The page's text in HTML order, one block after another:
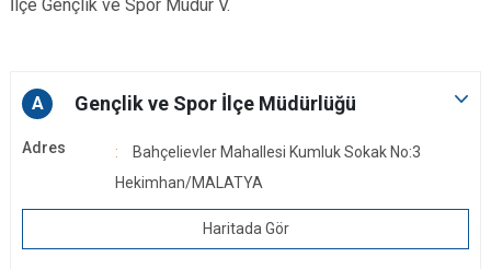
İlçe Gençlik ve Spor Müdür V.
A Gençlik ve Spor İlçe Müdürlüğü
Adres
Bahçelievler Mahallesi Kumluk Sokak No:3
Hekimhan/MALATYA
Haritada Gör